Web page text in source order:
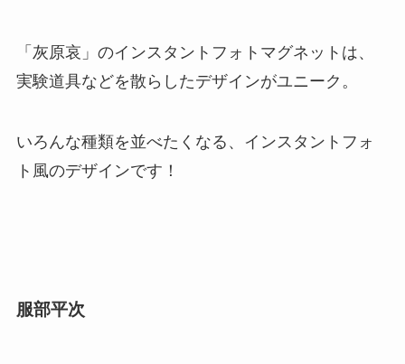
「灰原哀」のインスタントフォトマグネットは、
実験道具などを散らしたデザインがユニーク。
いろんな種類を並べたくなる、インスタントフォ
ト風のデザインです！
服部平次